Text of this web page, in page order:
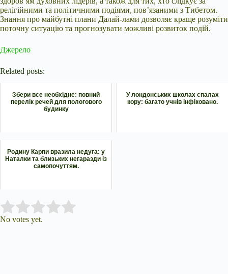
релігійними та політичними подіями, пов’язаними з Тибетом.
Знання про майбутні плани Далай-лами дозволяє краще розуміти
поточну ситуацію та прогнозувати можливі розвиток подій.
Джерело
Related posts:
Збери все необхідне: повний
перелік речей для пологового
будинку
У лондонських школах спалах
кору: багато учнів інфіковано.
Родину Карпи вразила недуга: у
Наталки та близьких негаразди із
самопочуттям.
Rate this item:
No votes yet.